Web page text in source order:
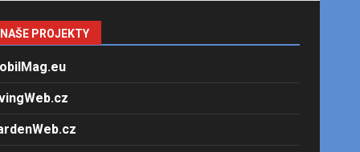
NAŠE PROJEKTY